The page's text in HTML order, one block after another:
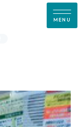
MENU